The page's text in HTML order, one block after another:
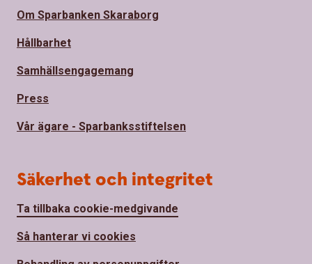
Om Sparbanken Skaraborg
Hållbarhet
Samhällsengagemang
Press
Vår ägare - Sparbanksstiftelsen
Säkerhet och integritet
Ta tillbaka cookie-medgivande
Så hanterar vi cookies